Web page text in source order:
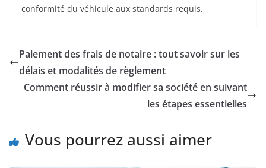
conformité du véhicule aux standards requis.
Paiement des frais de notaire : tout savoir sur les
délais et modalités de règlement
Comment réussir à modifier sa société en suivant
les étapes essentielles
Vous pourrez aussi aimer